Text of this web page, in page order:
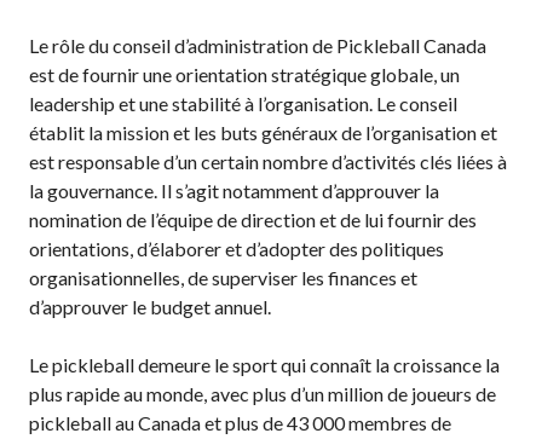
Développement à
long terme du joueur
Règles officielles de
pickleball
Endroits où jouer
Recherche de clubs
formation des
entraîneurs
Le rôle du conseil d’administration de Pickleball Canada
est de fournir une orientation stratégique globale, un
leadership et une stabilité à l’organisation. Le conseil
établit la mission et les buts généraux de l’organisation et
est responsable d’un certain nombre d’activités clés liées à
la gouvernance. Il s’agit notamment d’approuver la
nomination de l’équipe de direction et de lui fournir des
orientations, d’élaborer et d’adopter des politiques
organisationnelles, de superviser les finances et
d’approuver le budget annuel.
Le pickleball demeure le sport qui connaît la croissance la
plus rapide au monde, avec plus d’un million de joueurs de
pickleball au Canada et plus de 43 000 membres de